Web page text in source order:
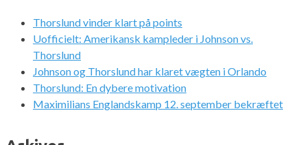
Thorslund vinder klart på points
Uofficielt: Amerikansk kampleder i Johnson vs.
Thorslund
Johnson og Thorslund har klaret vægten i Orlando
Thorslund: En dybere motivation
Maximilians Englandskamp 12. september bekræftet